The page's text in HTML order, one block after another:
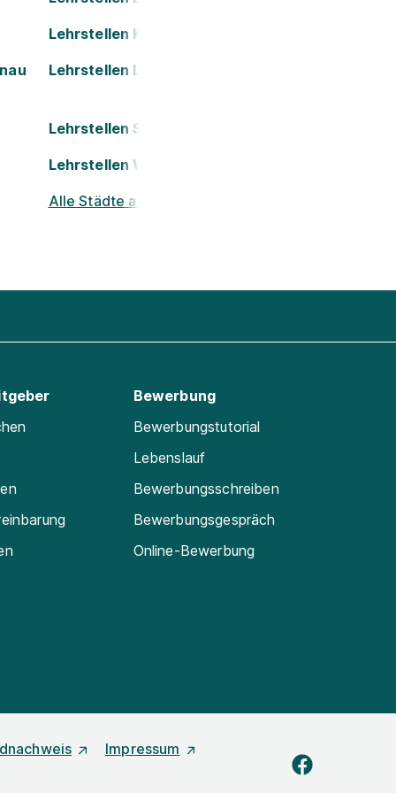
Lehrstellen Kapfenberg
Lehrstellen Leoben
Lehrstellen St. Pölten
Lehrstellen Wels
Alle Städte ansehen
Bewerbung
Bewerbungstutorial
Lebenslauf
Bewerbungsschreiben
Bewerbungsgespräch
Online-Bewerbung
Impressum
facebook